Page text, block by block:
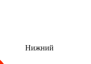
Нижний